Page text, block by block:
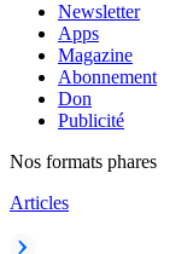
Newsletter
Apps
Magazine
Abonnement
Don
Publicité
Nos formats phares
Articles